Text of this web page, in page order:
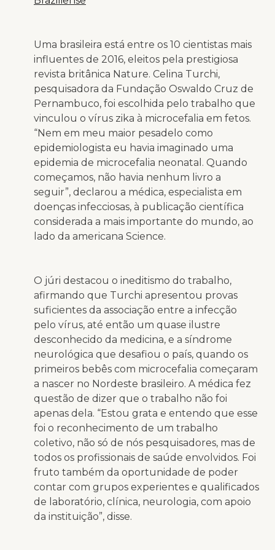
Uma brasileira está entre os 10 cientistas mais
influentes de 2016, eleitos pela prestigiosa
revista britânica Nature. Celina Turchi,
pesquisadora da Fundação Oswaldo Cruz de
Pernambuco, foi escolhida pelo trabalho que
vinculou o vírus zika à microcefalia em fetos.
“Nem em meu maior pesadelo como
epidemiologista eu havia imaginado uma
epidemia de microcefalia neonatal. Quando
começamos, não havia nenhum livro a
seguir”, declarou a médica, especialista em
doenças infecciosas, à publicação científica
considerada a mais importante do mundo, ao
lado da americana Science.
O júri destacou o ineditismo do trabalho,
afirmando que Turchi apresentou provas
suficientes da associação entre a infecção
pelo vírus, até então um quase ilustre
desconhecido da medicina, e a síndrome
neurológica que desafiou o país, quando os
primeiros bebês com microcefalia começaram
a nascer no Nordeste brasileiro. A médica fez
questão de dizer que o trabalho não foi
apenas dela. “Estou grata e entendo que esse
foi o reconhecimento de um trabalho
coletivo, não só de nós pesquisadores, mas de
todos os profissionais de saúde envolvidos. Foi
fruto também da oportunidade de poder
contar com grupos experientes e qualificados
de laboratório, clínica, neurologia, com apoio
da instituição”, disse.